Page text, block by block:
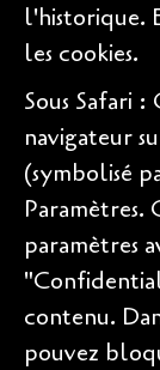
l'historique.
les cookies.
Sous Safari
navigateur
(symbolisé
paramètres
contenu.
pouvez